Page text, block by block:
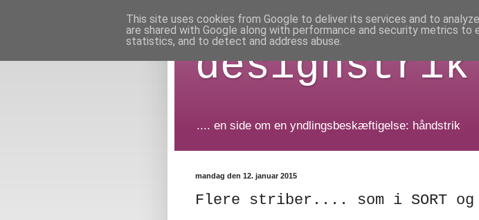
.... en side om en yndlingsbeskæftigelse: håndstrik
mandag den 12. januar 2015
Flere striber.... som i SORT og
This site uses cookies from Google to deliver its services and to
are shared with Google along with performance and security metrics to
statistics, and to detect and address abuse.